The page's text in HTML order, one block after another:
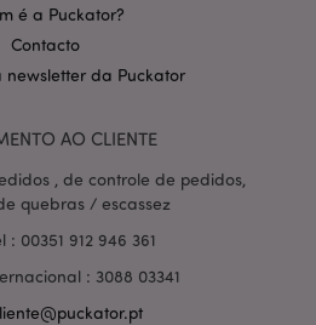
é a Puckator?
Contacto
newsletter da Puckator
AO CLIENTE
, de controle de pedidos,
quebras / escassez
: 00351 912 946 361
: 3088 03341
section-
www.puckator.pt
PHP.net